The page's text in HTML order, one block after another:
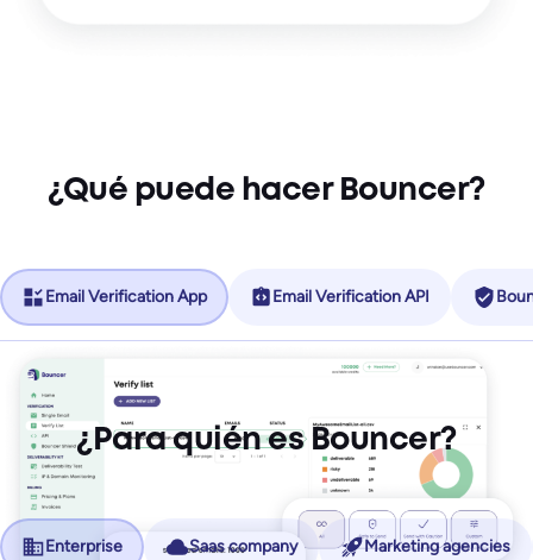
¿Qué puede hacer Bouncer?
Email Verification App Email Verification API
¿Para quién es Bouncer?
Enterprise Saas company Marketing agencies